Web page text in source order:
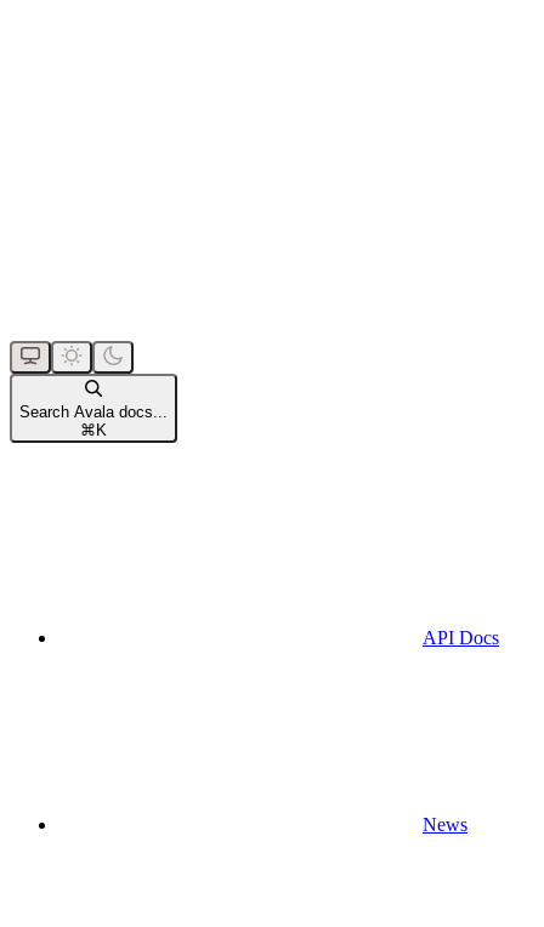
Search Avala docs...
⌘ K
API Docs
News